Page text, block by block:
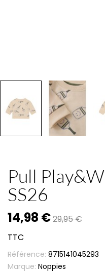
Pull
SS26
14,98 €29,95 €
TTC
Référence: 8715141045293
Marque: Noppies